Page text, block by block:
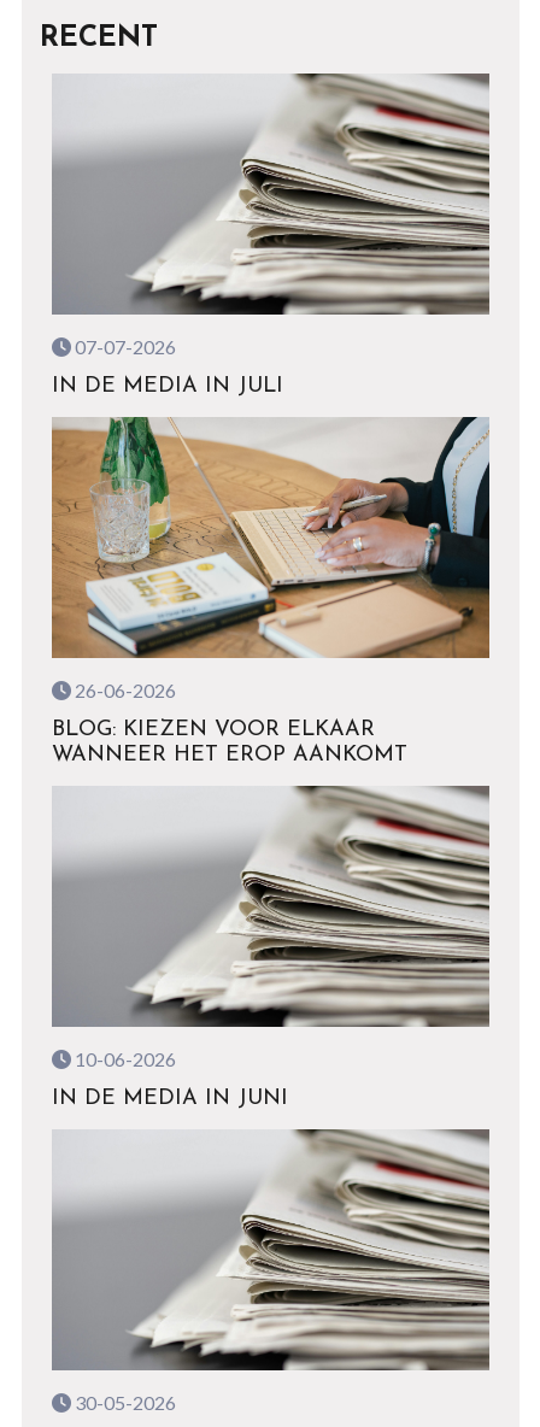
RECENT
07-07-2026
IN DE MEDIA IN JULI
26-06-2026
BLOG: KIEZEN VOOR ELKAAR
WANNEER HET EROP AANKOMT
10-06-2026
IN DE MEDIA IN JUNI
30-05-2026